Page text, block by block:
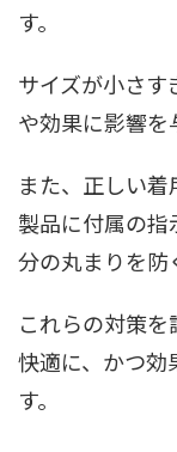
す。
サイズが小さす
や効果に影響を
また、正しい着
製品に付属の指
分の丸まりを防
これらの対策
快適に、かつ効
す。